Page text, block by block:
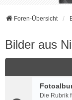
Foren-Übersicht
Bilder aus
Die Rubrik